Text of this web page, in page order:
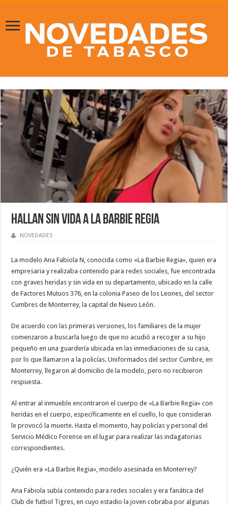
Hallan sin vida a La Barbie Regia
NOVEDADES
La modelo Ana Fabiola N, conocida como «La Barbie Regia», quien era
empresaria y realizaba contenido para redes sociales, fue encontrada
con graves heridas y sin vida en su departamento, ubicado en la calle
de Factores Mutuos 376, en la colonia Paseo de los Leones, del sector
Cumbres de Monterrey, la capital de Nuevo León.
De acuerdo con las primeras versiones, los familiares de la mujer
comenzaron a buscarla luego de que no acudió a recoger a su hijo
pequeño en una guardería ubicada en las inmediaciones de su casa,
por lo que llamaron a la policías. Uniformados del sector Cumbre, en
Monterrey, llegaron al domicilio de la modelo, pero no recibieron
respuesta.
Al entrar al inmueble encontraron el cuerpo de «La Barbie Regia» con
heridas en el cuerpo, específicamente en el cuello, lo que consideran
le provocó la muerte. Hasta el momento, hay policías y personal del
Servicio Médico Forense en el lugar para realizar las indagatorias
correspondientes.
¿Quién era «La Barbie Regia», modelo asesinada en Monterrey?
Ana Fabiola subía contenido para redes sociales y era fanática del
Club de futbol Tigres, en cuyo estadio la joven cobraba por algunas